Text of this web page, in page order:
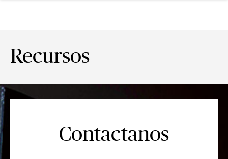
Recursos
Contactanos